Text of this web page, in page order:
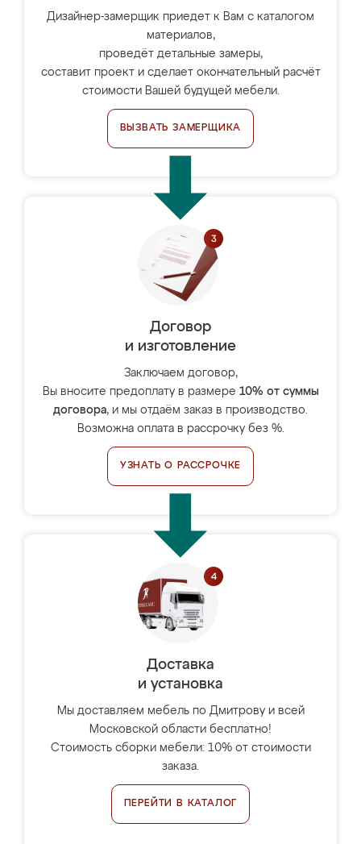
Дизайнер-замерщик приедет к Вам с каталогом
материалов,
проведёт детальные замеры,
составит проект и сделает окончательный расчёт
стоимости Вашей будущей мебели.
ВЫЗВАТЬ ЗАМЕРЩИКА
Договор
и изготовление
Заключаем договор,
Вы вносите предоплату в размере 10% от суммы
договора, и мы отдаём заказ в производство.
Возможна оплата в рассрочку без %.
УЗНАТЬ О РАССРОЧКЕ
Доставка
и установка
Мы доставляем мебель по Дмитрову и всей
Московской области бесплатно!
Стоимость сборки мебели: 10% от стоимости
заказа.
ПЕРЕЙТИ В КАТАЛОГ